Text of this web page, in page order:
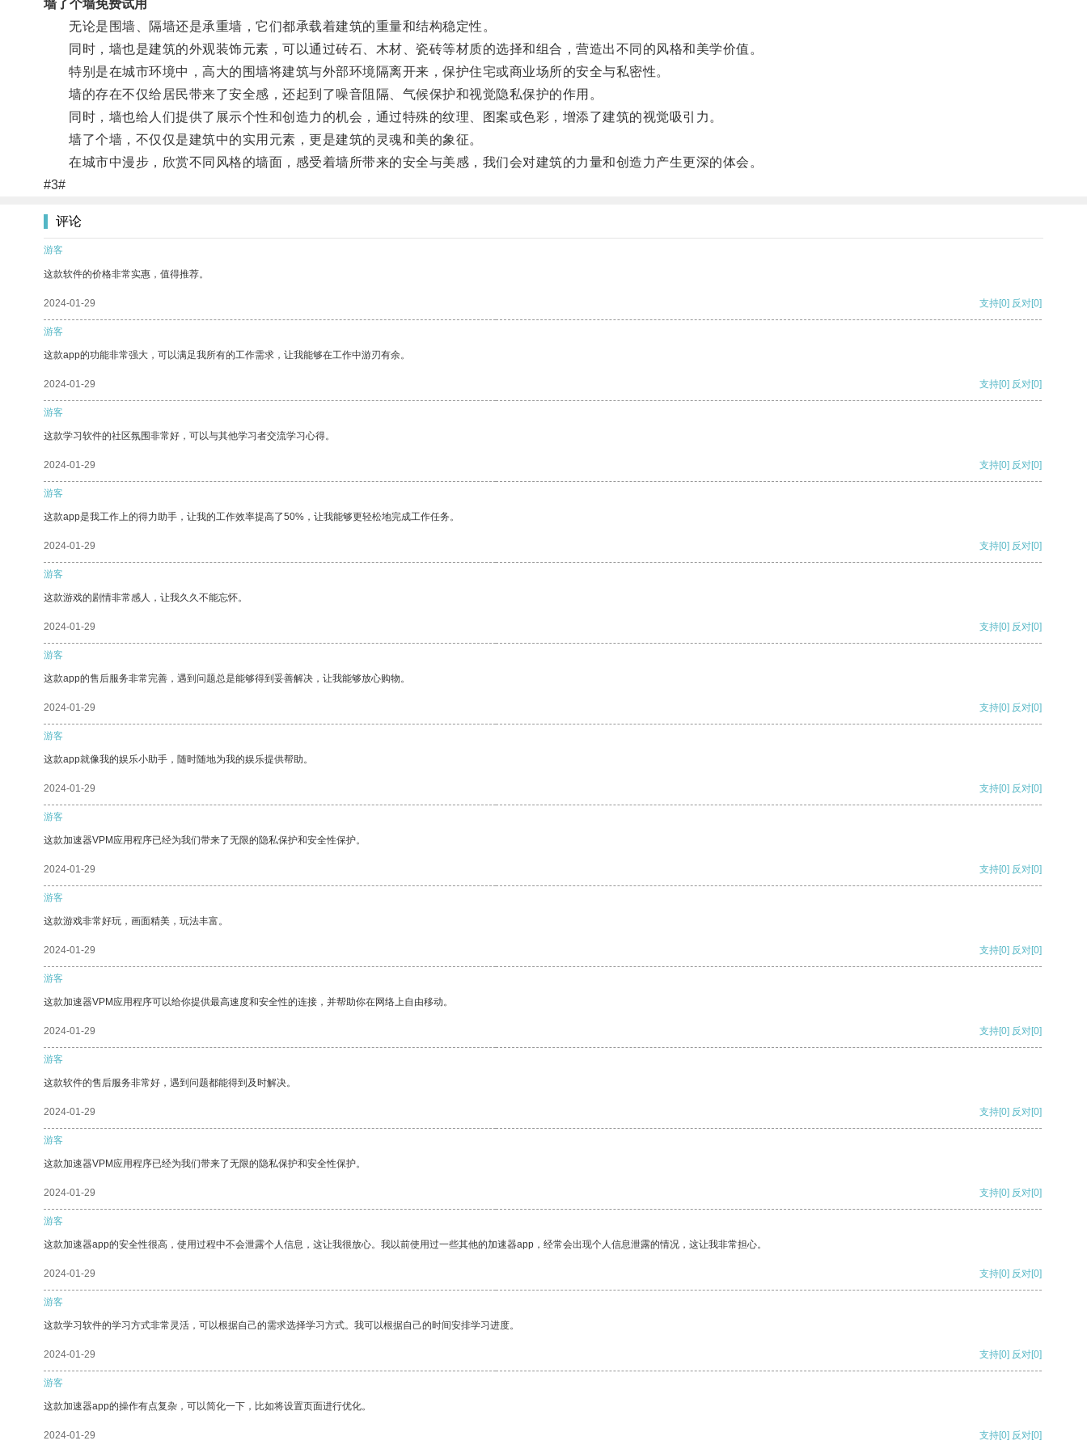
墙了个墙免费试用
无论是围墙、隔墙还是承重墙，它们都承载着建筑的重量和结构稳定性。
同时，墙也是建筑的外观装饰元素，可以通过砖石、木材、瓷砖等材质的选择和组合，营造出不同的风格和美学价值。
特别是在城市环境中，高大的围墙将建筑与外部环境隔离开来，保护住宅或商业场所的安全与私密性。
墙的存在不仅给居民带来了安全感，还起到了噪音阻隔、气候保护和视觉隐私保护的作用。
同时，墙也给人们提供了展示个性和创造力的机会，通过特殊的纹理、图案或色彩，增添了建筑的视觉吸引力。
墙了个墙，不仅仅是建筑中的实用元素，更是建筑的灵魂和美的象征。
在城市中漫步，欣赏不同风格的墙面，感受着墙所带来的安全与美感，我们会对建筑的力量和创造力产生更深的体会。
#3#
评论
游客
这款软件的价格非常实惠，值得推荐。
2024-01-29 支持[0] 反对[0]
游客
这款app的功能非常强大，可以满足我所有的工作需求，让我能够在工作中游刃有余。
2024-01-29 支持[0] 反对[0]
游客
这款学习软件的社区氛围非常好，可以与其他学习者交流学习心得。
2024-01-29 支持[0] 反对[0]
游客
这款app是我工作上的得力助手，让我的工作效率提高了50%，让我能够更轻松地完成工作任务。
2024-01-29 支持[0] 反对[0]
游客
这款游戏的剧情非常感人，让我久久不能忘怀。
2024-01-29 支持[0] 反对[0]
游客
这款app的售后服务非常完善，遇到问题总是能够得到妥善解决，让我能够放心购物。
2024-01-29 支持[0] 反对[0]
游客
这款app就像我的娱乐小助手，随时随地为我的娱乐提供帮助。
2024-01-29 支持[0] 反对[0]
游客
这款加速器VPM应用程序已经为我们带来了无限的隐私保护和安全性保护。
2024-01-29 支持[0] 反对[0]
游客
这款游戏非常好玩，画面精美，玩法丰富。
2024-01-29 支持[0] 反对[0]
游客
这款加速器VPM应用程序可以给你提供最高速度和安全性的连接，并帮助你在网络上自由移动。
2024-01-29 支持[0] 反对[0]
游客
这款软件的售后服务非常好，遇到问题都能得到及时解决。
2024-01-29 支持[0] 反对[0]
游客
这款加速器VPM应用程序已经为我们带来了无限的隐私保护和安全性保护。
2024-01-29 支持[0] 反对[0]
游客
这款加速器app的安全性很高，使用过程中不会泄露个人信息，这让我很放心。我以前使用过一些其他的加速器app，经常会出现个人信息泄露的情况，这让我非常担心。
2024-01-29 支持[0] 反对[0]
游客
这款学习软件的学习方式非常灵活，可以根据自己的需求选择学习方式。我可以根据自己的时间安排学习进度。
2024-01-29 支持[0] 反对[0]
游客
这款加速器app的操作有点复杂，可以简化一下，比如将设置页面进行优化。
2024-01-29 支持[0] 反对[0]